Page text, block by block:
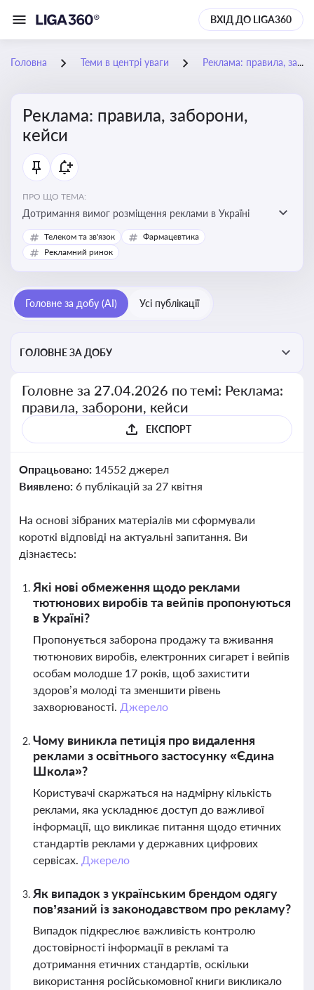
ВХІД ДО LIGA360
Головна Теми в центрі уваги Реклама: правила, заборони, кейси
Реклама: правила, заборони,
кейси
ПРО ЩО ТЕМА:
Дотримання вимог розміщення реклами в Україні
Телеком та зв'язок
Фармацевтика
Рекламний ринок
Головне за добу (AI) Усі публікації
ГОЛОВНЕ ЗА ДОБУ
Головне за 27.04.2026 по темі: Реклама:
правила, заборони, кейси
ЕКСПОРТ
Опрацьовано: 14552 джерел
Виявлено: 6 публікацій за 27 квітня
На основі зібраних матеріалів ми сформували
короткі відповіді на актуальні запитання. Ви
дізнаєтесь:
Які нові обмеження щодо реклами
тютюнових виробів та вейпів пропонуються
в Україні?
Пропонується заборона продажу та вживання
тютюнових виробів, електронних сигарет і вейпів
особам молодше 17 років, щоб захистити
здоров’я молоді та зменшити рівень
захворюваності. Джерело
Чому виникла петиція про видалення
реклами з освітнього застосунку «Єдина
Школа»?
Користувачі скаржаться на надмірну кількість
реклами, яка ускладнює доступ до важливої
інформації, що викликає питання щодо етичних
стандартів реклами у державних цифрових
сервісах. Джерело
Як випадок з українським брендом одягу
пов’язаний із законодавством про рекламу?
Випадок підкреслює важливість контролю
достовірності інформації в рекламі та
дотримання етичних стандартів, оскільки
використання російськомовної книги викликало